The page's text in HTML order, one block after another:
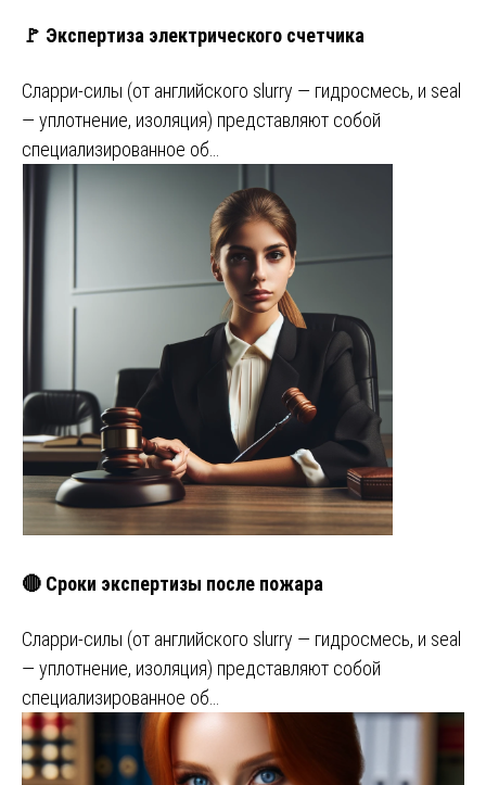
🚩 Экспертиза электрического счетчика
Сларри-силы (от английского slurry — гидросмесь, и seal
— уплотнение, изоляция) представляют собой
специализированное об…
🔴 Сроки экспертизы после пожара
Сларри-силы (от английского slurry — гидросмесь, и seal
— уплотнение, изоляция) представляют собой
специализированное об…